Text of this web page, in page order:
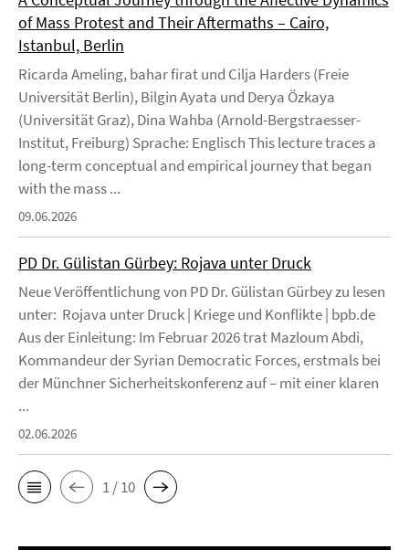
of Mass Protest and Their Aftermaths – Cairo,
Istanbul, Berlin
Ricarda Ameling, bahar firat und Cilja Harders (Freie
Universität Berlin), Bilgin Ayata und Derya Özkaya
(Universität Graz), Dina Wahba (Arnold-Bergstraesser-
Institut, Freiburg) Sprache: Englisch This lecture traces a
long-term conceptual and empirical journey that began
with the mass ...
09.06.2026
PD Dr. Gülistan Gürbey: Rojava unter Druck
Neue Veröffentlichung von PD Dr. Gülistan Gürbey zu lesen
unter: Rojava unter Druck | Kriege und Konflikte | bpb.de
Aus der Einleitung: Im Februar 2026 trat Mazloum Abdi,
Kommandeur der Syrian Democratic Forces, erstmals bei
der Münchner Sicherheitskonferenz auf – mit einer klaren
...
02.06.2026
1 / 10